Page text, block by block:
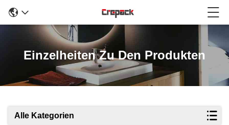
Einzelheiten Zu Den Produkten
Alle Kategorien